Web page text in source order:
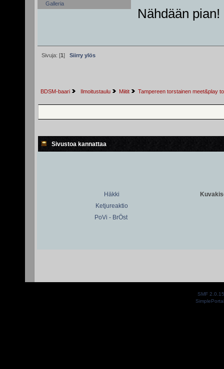
Galleria
Nähdään pian!
Sivuja: [1 ] Siirry ylös
BDSM-baari Ilmoitustaulu Miitit Tampereen torstainen meet&play
Sivustoa kannattaa
Häkki
Ketjureaktio
PoVi - BrÖst
SMF 2.0.15